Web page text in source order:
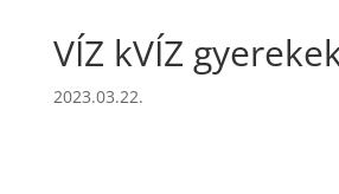
VÍZ kVÍZ
2023.03.22.